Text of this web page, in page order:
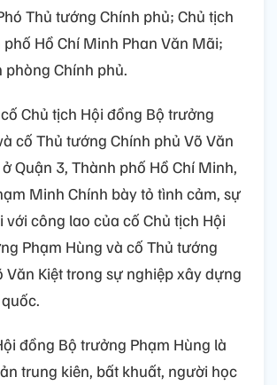
Thủ tướng Chính phủ; Chủ tịch
phố Hồ Chí Minh Phan Văn Mãi;
phòng Chính phủ.
Chủ tịch Hội đồng Bộ trưởng
cố Thủ tướng Chính phủ Võ Văn
Quận 3, Thành phố Hồ Chí Minh,
Minh Chính bày tỏ tình cảm, sự
với công lao của cố Chủ tịch Hội
Phạm Hùng và cố Thủ tướng
Văn Kiệt trong sự nghiệp xây dựng
đồng Bộ trưởng Phạm Hùng là
trung kiên, bất khuất, người học